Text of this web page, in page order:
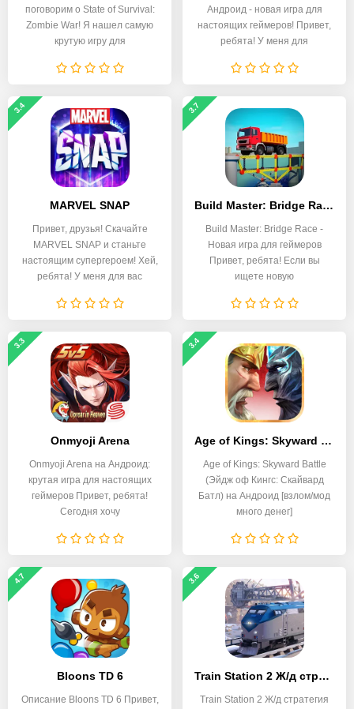
поговорим о State of Survival:
Zombie War! Я нашел самую
крутую игру для
Андроид - новая игра для
настоящих геймеров! Привет,
ребята! У меня для
3.4
MARVEL SNAP
Привет, друзья! Скачайте
MARVEL SNAP и станьте
настоящим супергероем! Хей,
ребята! У меня для вас
3.7
Build Master: Bridge Race
Build Master: Bridge Race -
Новая игра для геймеров
Привет, ребята! Если вы
ищете новую
3.3
Onmyoji Arena
Onmyoji Arena на Андроид:
крутая игра для настоящих
геймеров Привет, ребята!
Сегодня хочу
3.4
Age of Kings: Skyward Battle
Age of Kings: Skyward Battle
(Эйдж оф Кингс: Скайвард
Батл) на Андроид [взлом/мод
много денег]
4.7
Bloons TD 6
Описание Bloons TD 6 Привет,
3.6
Train Station 2 Ж/д стратегия
Train Station 2 Ж/д стратегия